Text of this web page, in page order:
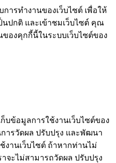
ารทำงานของเว็บไซต์ เพื่อให้
นปกติ และเข้าชมเว็บไซต์ คุณ
องคุกกี้นี้ในระบบเว็บไซต์ของ
บข้อมูลการใช้งานเว็บไซต์ของ
ารวัดผล ปรับปรุง และพัฒนา
านเว็บไซต์ ถ้าหากท่านไม่
จะไม่สามารถวัดผล ปรับปรุง